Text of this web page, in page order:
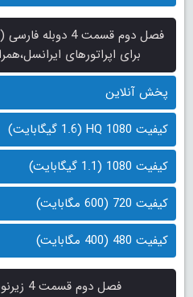
فصل دوم قسمت 4
برای اپراتورهای
پخش آنلاین
کیفیت 1080 HQ (1.6 گیگابایت)
کیفیت 1080 (1.1 گیگابایت)
کیفیت 720 (600 مگابایت)
کیفیت 480 (400 مگابایت)
فصل دوم قسمت 4 زیرنویس فارسی چسبیده